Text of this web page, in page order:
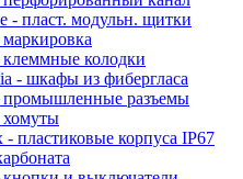
- пласт. модульн. щитки
клеммные колодки
- шкафы из фибергласа
промышленные разъемы
хомуты
пластиковые корпуса IP67